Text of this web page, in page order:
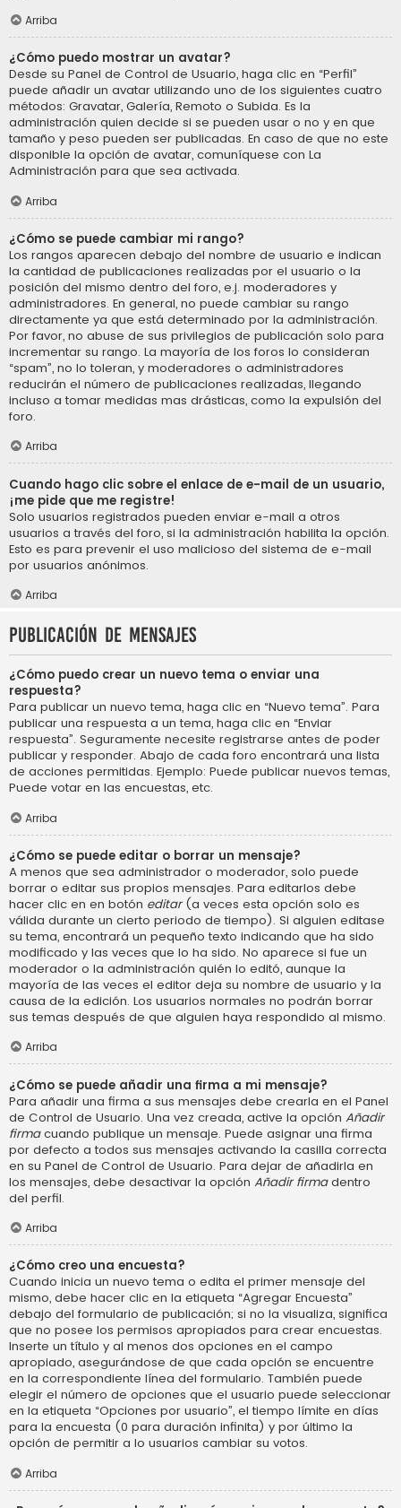
Arriba
¿Cómo puedo mostrar un avatar?
Desde su Panel de Control de Usuario, haga clic en “Perfil”
puede añadir un avatar utilizando uno de los siguientes cuatro
métodos: Gravatar, Galería, Remoto o Subida. Es la
administración quien decide si se pueden usar o no y en que
tamaño y peso pueden ser publicadas. En caso de que no este
disponible la opción de avatar, comuníquese con La
Administración para que sea activada.
Arriba
¿Cómo se puede cambiar mi rango?
Los rangos aparecen debajo del nombre de usuario e indican
la cantidad de publicaciones realizadas por el usuario o la
posición del mismo dentro del foro, e.j. moderadores y
administradores. En general, no puede cambiar su rango
directamente ya que está determinado por la administración.
Por favor, no abuse de sus privilegios de publicación solo para
incrementar su rango. La mayoría de los foros lo consideran
“spam”, no lo toleran, y moderadores o administradores
reducirán el número de publicaciones realizadas, llegando
incluso a tomar medidas mas drásticas, como la expulsión del
foro.
Arriba
Cuando hago clic sobre el enlace de e-mail de un usuario,
¡me pide que me registre!
Solo usuarios registrados pueden enviar e-mail a otros
usuarios a través del foro, si la administración habilita la opción.
Esto es para prevenir el uso malicioso del sistema de e-mail
por usuarios anónimos.
Arriba
Publicación de mensajes
¿Cómo puedo crear un nuevo tema o enviar una
respuesta?
Para publicar un nuevo tema, haga clic en “Nuevo tema”. Para
publicar una respuesta a un tema, haga clic en “Enviar
respuesta”. Seguramente necesite registrarse antes de poder
publicar y responder. Abajo de cada foro encontrará una lista
de acciones permitidas. Ejemplo: Puede publicar nuevos temas,
Puede votar en las encuestas, etc.
Arriba
¿Cómo se puede editar o borrar un mensaje?
A menos que sea administrador o moderador, solo puede
borrar o editar sus propios mensajes. Para editarlos debe
hacer clic en en botón editar(a veces esta opción solo es
válida durante un cierto periodo de tiempo). Si alguien editase
su tema, encontrará un pequeño texto indicando que ha sido
modificado y las veces que lo ha sido. No aparece si fue un
moderador o la administración quién lo editó, aunque la
mayoría de las veces el editor deja su nombre de usuario y la
causa de la edición. Los usuarios normales no podrán borrar
sus temas después de que alguien haya respondido al mismo.
Arriba
¿Cómo se puede añadir una firma a mi mensaje?
Para añadir una firma a sus mensajes debe crearla en el Panel
de Control de Usuario. Una vez creada, active la opción Añadir
firmacuando publique un mensaje. Puede asignar una firma
por defecto a todos sus mensajes activando la casilla correcta
en su Panel de Control de Usuario. Para dejar de añadirla en
los mensajes, debe desactivar la opción Añadir firmadentro
del perfil.
Arriba
¿Cómo creo una encuesta?
Cuando inicia un nuevo tema o edita el primer mensaje del
mismo, debe hacer clic en la etiqueta “Agregar Encuesta”
debajo del formulario de publicación; si no la visualiza, significa
que no posee los permisos apropiados para crear encuestas.
Inserte un título y al menos dos opciones en el campo
apropiado, asegurándose de que cada opción se encuentre
en la correspondiente línea del formulario. También puede
elegir el número de opciones que el usuario puede seleccionar
en la etiqueta “Opciones por usuario”, el tiempo límite en días
para la encuesta (0 para duración infinita) y por último la
opción de permitir a lo usuarios cambiar su votos.
Arriba